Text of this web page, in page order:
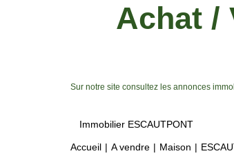
Achat /
Sur notre site consultez les annonces
Immobilier ESCAUTPONT
Accueil A vendre Maison